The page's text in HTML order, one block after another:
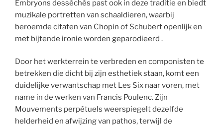
Embryons desséchés past ook in deze traditie en biedt
muzikale portretten van schaaldieren, waarbij
beroemde citaten van Chopin of Schubert openlijk en
met bijtende ironie worden geparodieerd .
Door het werkterrein te verbreden en componisten te
betrekken die dicht bij zijn esthetiek staan, komt een
duidelijke verwantschap met Les Six naar voren, met
name in de werken van Francis Poulenc. Zijn
Mouvements perpétuels weerspiegelt dezelfde
helderheid en afwijzing van pathos, terwijl de